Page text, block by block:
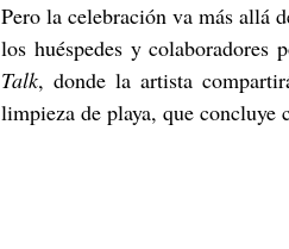
Pero la celebración va más allá
los huéspedes y colaboradores
Talk, donde la artista
limpieza de playa, que concluye